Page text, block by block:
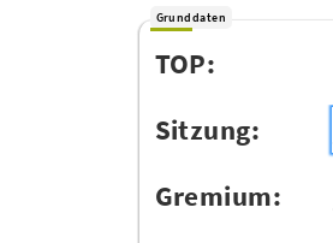
Grunddaten
TOP:
Sitzung:
Gremium: